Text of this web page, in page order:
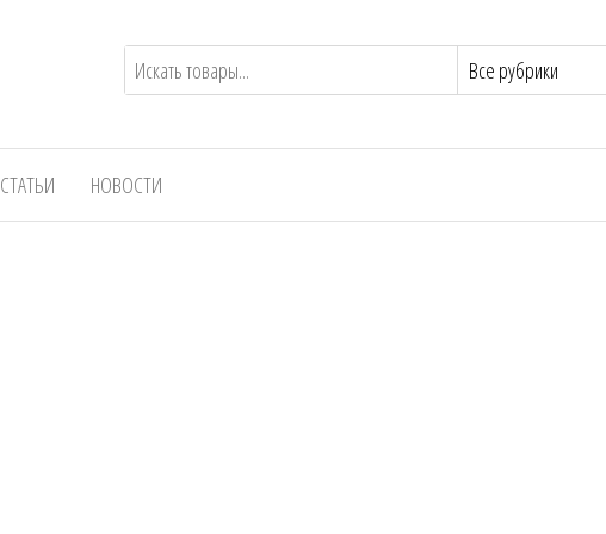
СТАТЬИ НОВОСТИ